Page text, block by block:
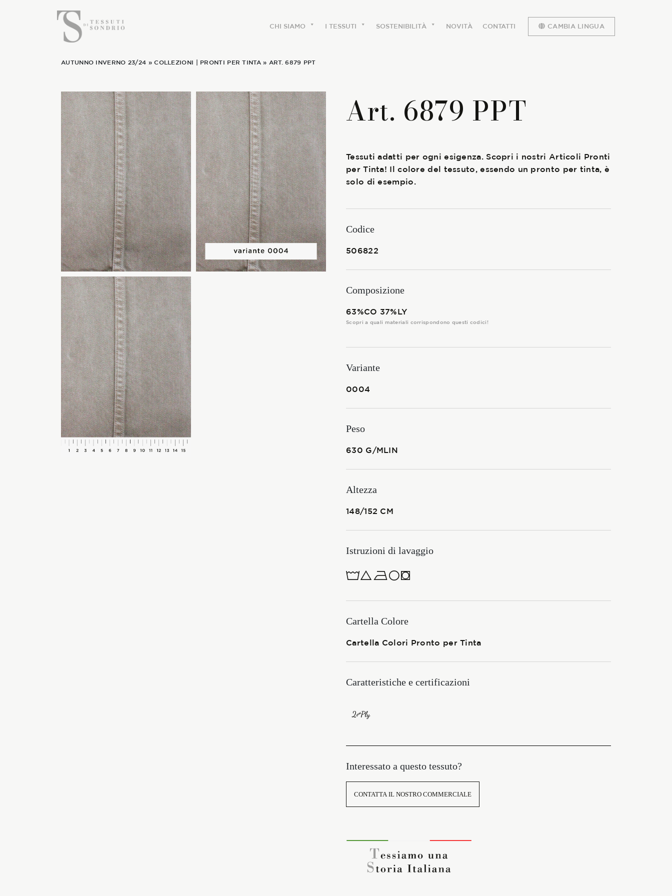
CHI SIAMO I TESSUTI SOSTENIBILITÀ NOVITÀ CONTATTI CAMBIA LINGUA
AUTUNNO INVERNO 23/24 »COLLEZIONI PRONTI PER TINTA» ART. 6879 PPT
Art. 6879 PPT
Tessuti adatti per ogni esigenza. Scopri i nostri Articoli Pronti
per Tinta! Il colore del tessuto, essendo un pronto per tinta, è
solo di esempio.
Codice
506822
Composizione
63%CO 37%LY
Scopri a quali materiali corrispondono questi codici!
Variante
0004
Peso
630 G/MLIN
Altezza
148/152 CM
Istruzioni di lavaggio
1ucQJ
Cartella Colore
Cartella Colori Pronto per Tinta
Caratteristiche e certificazioni
Interessato a questo tessuto?
CONTATTA IL NOSTRO COMMERCIALE
ITALIANO
CHI SIAMO
Le etichette
La nostra storia
Lavora con noi
Share our fabrics
I TESSUTI
La Stagione Autunno/Inverno
Le caratteristiche
SOSTENIBILITÀ
NOVITÀ